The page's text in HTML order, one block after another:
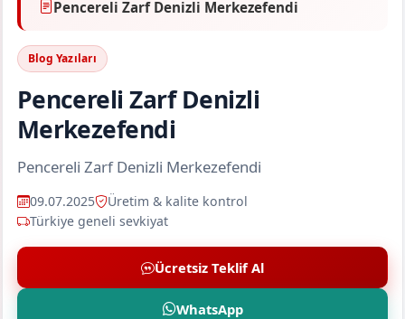
Pencereli Zarf Denizli Merkezefendi
Blog Yazıları
Pencereli Zarf Denizli
Merkezefendi
Pencereli Zarf Denizli Merkezefendi
09.07.2025
Üretim & kalite kontrol
Türkiye geneli sevkiyat
Ücretsiz Teklif Al
WhatsApp